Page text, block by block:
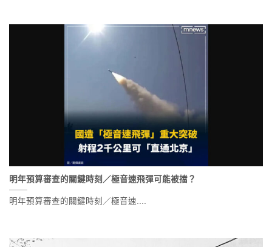
明年預算審查的關鍵時刻／極音速飛彈可能被擋？
明年預算審查的關鍵時刻／極音速....